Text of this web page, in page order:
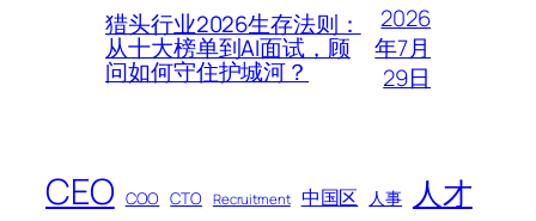
猎头行业2026生存法则：
从十大榜单到AI面试，顾
问如何守住护城河？
2026
年7月
29日
CEO COO CTO Recruitment 中国区 人事 人才